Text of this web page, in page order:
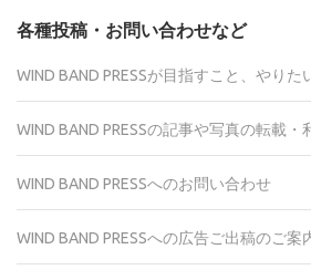
各種投稿・お問い合わせなど
WIND BAND PRESSが目指すこと、やりた
WIND BAND PRESSの記事や写真の転載・
WIND BAND PRESSへのお問い合わせ
WIND BAND PRESSへの広告ご出稿のご案